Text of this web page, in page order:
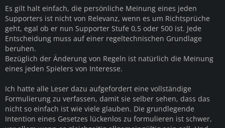
Es gilt halt einfach, die persönliche Meinung eines jeden
Supporters ist nicht von Relevanz, wenn es um Richtsprüche
geht, egal ob er nun Supporter Stufe 0,5 oder 500 ist. Jede
Entscheidung muss auf einer regeltechnischen Grundlage
beruhen.
Bezüglich der Änderung von Regeln ist natürlich die Meinung
eines jeden Spielers von Interesse.
Ich hatte alle Leser dazu aufgefordert eine vollständige
Formulierung zu verfassen, damit sie selber sehen, dass das
nicht so einfach ist wie viele glauben. Die grundlegende
Intention eines Gesetzes lückenlos zu formulieren ist schwer,